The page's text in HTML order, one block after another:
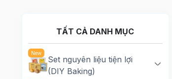
TẤT CẢ DANH MỤC
Set nguyên liệu tiện lợi
(DIY Baking)